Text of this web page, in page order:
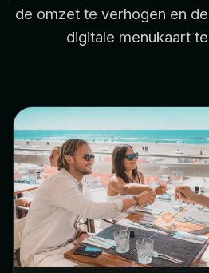
de omzet te verhogen en
digitale menukaart